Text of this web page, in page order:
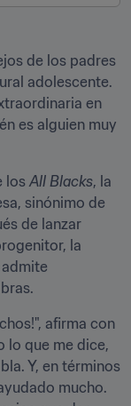
de los padres
adolescente.
en
es alguien muy
los All Blacks, la
sinónimo de
de lanzar
la
admite
afirma con
lo que me dice,
Y, en términos
mucho.